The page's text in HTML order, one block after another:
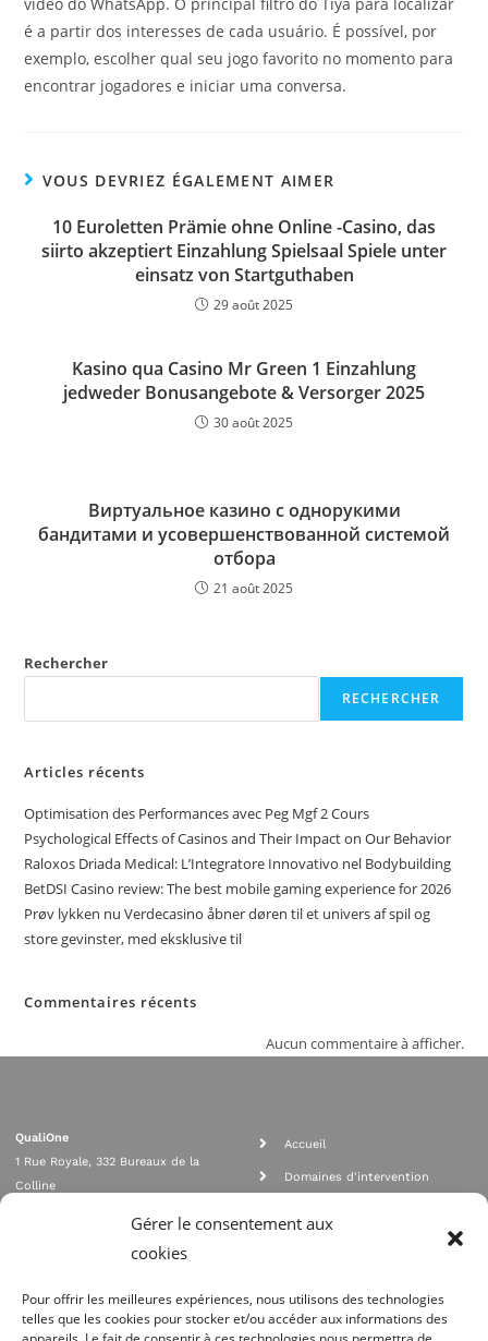
Gérer le consentement aux
cookies
Pour offrir les meilleures expériences, nous utilisons des technologies
telles que les cookies pour stocker et/ou accéder aux informations des
é a partir dos interesses de cada usuário. É possível, por
exemplo, escolher qual seu jogo favorito no momento para
encontrar jogadores e iniciar uma conversa.
VOUS DEVRIEZ ÉGALEMENT AIMER
10 Euroletten Prämie ohne Online -Casino, das
siirto akzeptiert Einzahlung Spielsaal Spiele unter
einsatz von Startguthaben
29 août 2025
Kasino qua Casino Mr Green 1 Einzahlung
jedweder Bonusangebote & Versorger 2025
30 août 2025
Виртуальное казино с однорукими
бандитами и усовершенствованной системой
отбора
21 août 2025
Rechercher
RECHERCHER
Articles récents
Optimisation des Performances avec Peg Mgf 2 Cours
Psychological Effects of Casinos and Their Impact on Our Behavior
Raloxos Driada Medical: L’Integratore Innovativo nel Bodybuilding
BetDSI Casino review: The best mobile gaming experience for 2026
Prøv lykken nu Verdecasino åbner døren til et univers af spil og
store gevinster, med eksklusive til
Commentaires récents
Aucun commentaire à afficher.
QualiOne
1 Rue Royale, 332 Bureaux de la
Colline
contact@qualione.com
Accueil
Domaines d'intervention